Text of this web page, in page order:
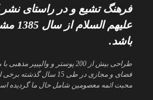
فرهنگ تشیع و در راستای
باشد.
طراحی بیش از 200 پوستر و
فضای و مجازی در طی 15 سال
محبت ائمه معصومین شامل حال ما گردیده